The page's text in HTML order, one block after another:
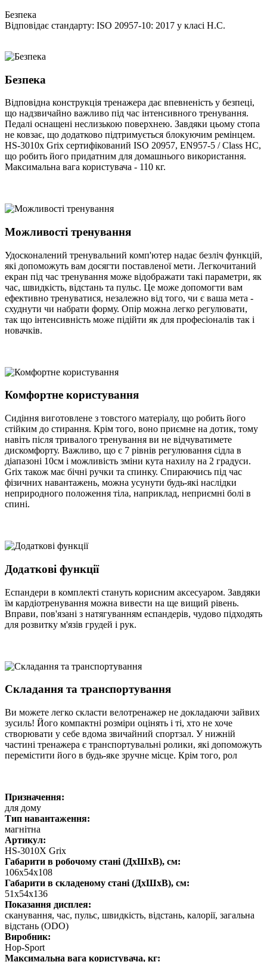
Безпека
Відповідає стандарту: ISO 20957-10: 2017 у класі H.C.
Безпека
Відповідна конструкція тренажера дає впевненість у безпеці,
що надзвичайно важливо під час інтенсивного тренування.
Педалі оснащені неслизькою поверхнею. Завдяки цьому стопа
не ковзає, що додатково підтримується блокуючим ремінцем.
HS-3010x Grix сертифікований ISO 20957, EN957-5 / Class HC,
що робить його придатним для домашнього використання.
Максимальна вага користувача - 110 кг.
Можливості тренування
Удосконалений тренувальний комп'ютер надає безліч функцій,
які допоможуть вам досягти поставленої мети. Легкочитаний
екран під час тренування може відображати такі параметри, як
час, швидкість, відстань та пульс. Це може допомогти вам
ефективно тренуватися, незалежно від того, чи є ваша мета -
схуднути чи набрати форму. Опір можна легко регулювати,
так що інтенсивність може підійти як для професіоналів так і
новачків.
Комфортне користування
Сидіння виготовлене з товстого матеріалу, що робить його
стійким до стирання. Крім того, воно приємне на дотик, тому
навіть після тривалого тренування ви не відчуватимете
дискомфорту. Важливо, що є 7 рівнів регулювання сідла в
діапазоні 10см і можливість зміни кута нахилу на 2 градуси.
Grix також має бічні ручки та спинку. Спираючись під час
фізичних навантажень, можна усунути будь-які наслідки
неприродного положення тіла, наприклад, неприємні болі в
спині.
Додаткові функції
Еспандери в комплекті стануть корисним аксесуаром. Завдяки
їм кардіотренування можна вивести на ще вищий рівень.
Вправи, пов'язані з натягуванням еспандерів, чудово підходять
для розвитку м'язів грудей і рук.
Складання та транспортування
Ви можете легко скласти велотренажер не докладаючи зайвих
зусиль! Його компактні розміри оцінять і ті, хто не хоче
створювати у себе вдома звичайний спортзал. У нижній
частині тренажера є транспортувальні ролики, які допоможуть
перемістити його в будь-яке зручне місце. Крім того, рол
Призначення:
для дому
Тип навантаження:
магнітна
Артикул:
HS-3010X Grix
Габарити в робочому стані (ДхШхВ), см:
106х54х108
Габарити в складеному стані (ДхШхВ), см:
51x54x136
Показання дисплея:
сканування, час, пульс, швидкість, відстань, калорії, загальна
відстань (ODO)
Виробник:
Hop-Sport
Максимальна вага користувача, кг: